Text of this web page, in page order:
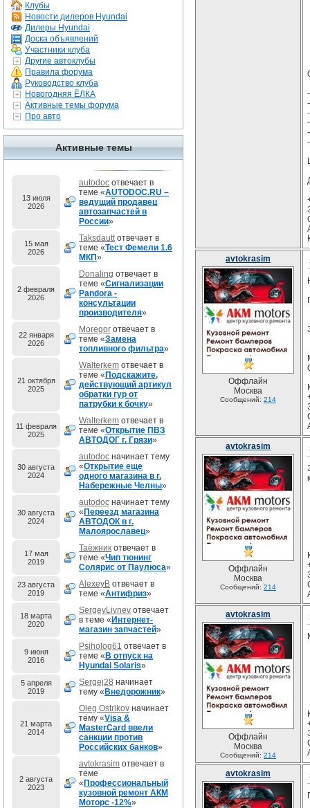
Клубы
Новости дилеров Hyundai
Дилеры Hyundai
Доска объявлений
Участники клуба
Другие автоклубы
Правила форума
Руководство клуба
Новогодняя ЁЛКА
Активные темы форума
Про авто
Активные темы
13 июля
2026
autodoc отвечает в
теме «AUTODOC.RU –
ведущий продавец
автозапчастей в
России»
15 мая
2026
Taksdauttотвечает в
теме «Тест Фемели 1.6
МКП»
2 февраля
2026
Donaling отвечает в
теме «Сигнализации
Pandora -
консультации
производителя»
22 января
2026
Moregor отвечает в
теме «Замена
топливного фильтра»
21 октября
2025
Walterkem отвечает в
теме « Подскажите,
действующий артикул
обратки гур от
патрубки к бочку»
11 февраля
2025
Walterkem отвечает в
теме «Открытие ПВЗ
АВТОДОГ г. Грязи»
30 августа
2024
autodoc начинает тему
«Открытие еще
одного магазина в г.
Набережные Челны»
30 августа
2024
autodoc начинает тему
« Переезд магазина
АВТОДОК в г.
Малоярославец»
17 мая
2019
Таёжник отвечает в
теме «Чип тюнинг
Солярис от Паулюса»
23 августа
2019
AlexeyB отвечает в
теме «Антифриз»
18 марта
2020
SergeyLivnev отвечает
в теме « Интернет-
магазин запчастей»
9 июня
2016
Psiholog61 отвечает в
теме « В отпуск на
Hyundai Solaris»
5 апреля
2019
Sergej28 начинает
тему « Внедорожник»
21 марта
2014
Oleg Ostrikov начинает
тему «Visa &
MasterCard ввели
санкции против
Российских банков»
2 августа
2023
avtokrasim отвечает в
теме
« Профессиональный
кузовной ремонт АКМ
Моторс -12%»
avtokrasim
Оффлайн
Москва
Сообщений: 214
avtokrasim
Оффлайн
Москва
Сообщений: 214
avtokrasim
Оффлайн
Москва
Сообщений: 214
avtokrasim